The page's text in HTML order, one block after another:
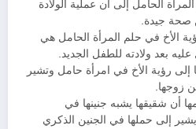
الحامل إلى أن عملية الولادة
صحة جيدة.
الأخ في حلم المرأة الحامل هي
بعد ولادته للطفل الجديد.
رؤية الأخ في امرأة حامل وتشير
زوجها.
أن شقيقها يشبه جنينها في
إلى حملها في الجنين الذكري